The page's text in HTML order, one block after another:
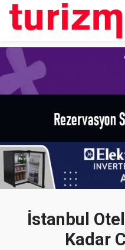
İstanbul
Kadar